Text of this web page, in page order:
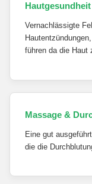
Hautgesundheit
Vernachlässigte
führen da die Haut
Massage &
Eine gut
die die